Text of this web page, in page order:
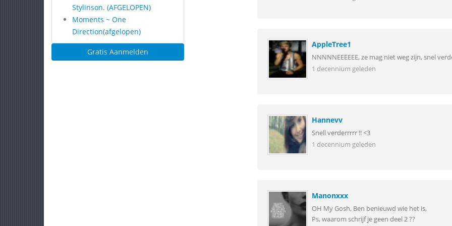
Stylinson. (AFGELOPEN)
Moments ~ One
Direction(afgelopen)
Gratis Aanmelden
AppleTree1
NNNNNEEEEEE, ze mag niet weg zijn, snel
1 decennium geleden
Hannevv
Snell verderrrrr !! <3
1 decennium geleden
Manonxxx
OH My Gosh, Ben benieuwd wie het is,
Ps, waarom schrijf je geen deel 2 ??